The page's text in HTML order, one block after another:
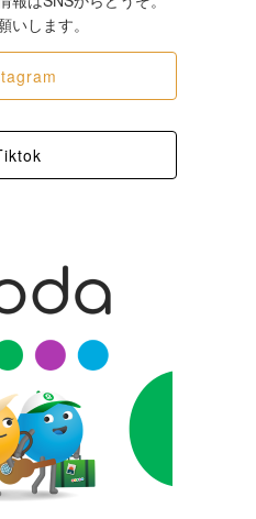
いします。